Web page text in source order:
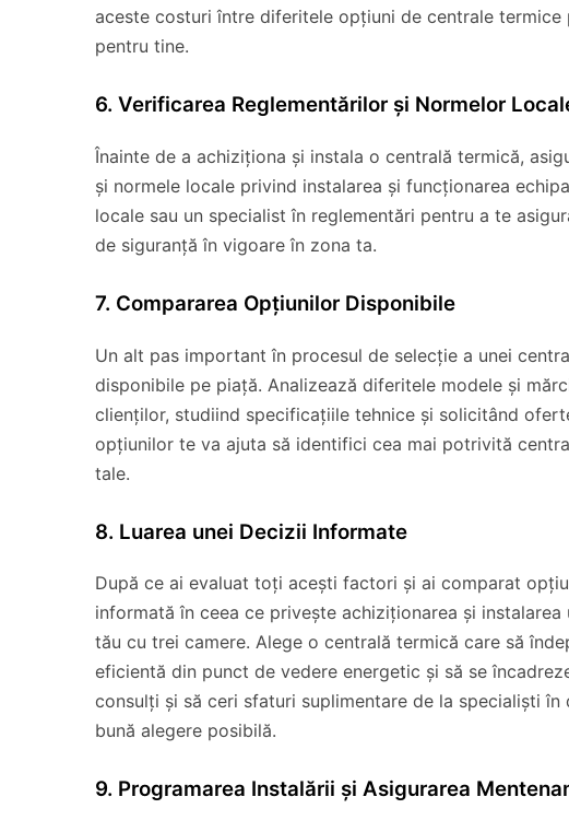
aceste costuri între diferitele opțiuni de centrale
pentru tine.
6. Verificarea Reglementărilor și Normelor
Înainte de a achiziționa și instala o centrală termică,
și normele locale privind instalarea și funcționarea
locale sau un specialist în reglementări pentru a te
de siguranță în vigoare în zona ta.
7. Compararea Opțiunilor Disponibile
Un alt pas important în procesul de selecție a unei
disponibile pe piață. Analizează diferitele modele și
clienților, studiind specificațiile tehnice și solicitând
opțiunilor te va ajuta să identifici cea mai potrivită
tale.
8. Luarea unei Decizii Informate
După ce ai evaluat toți acești factori și ai comparat
informată în ceea ce privește achiziționarea și
tău cu trei camere. Alege o centrală termică care să
eficientă din punct de vedere energetic și să se
consulți și să ceri sfaturi suplimentare de la specialiști
bună alegere posibilă.
9. Programarea Instalării și Asigurarea